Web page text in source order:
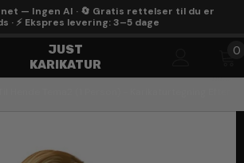
— Ingen AI · 🔄 Gratis rettelser til du er
· ⚡ Ekspres levering: 3–5 dage
JUST
KARIKATUR
0
0